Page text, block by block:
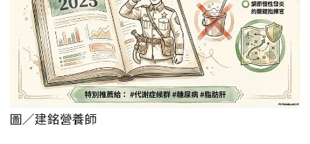
圖／建銘營養師